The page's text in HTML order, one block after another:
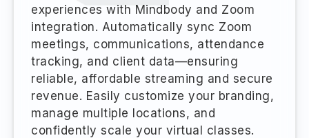
experiences with Mindbody and Zoom
integration. Automatically sync Zoom
meetings, communications, attendance
tracking, and client data—ensuring
reliable, affordable streaming and secure
revenue. Easily customize your branding,
manage multiple locations, and
confidently scale your virtual classes.